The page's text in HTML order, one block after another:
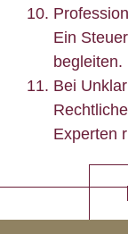
Ein
begleiten.
Bei
Experten